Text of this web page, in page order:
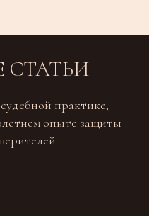
СТАТЬИ
практике,
опыте защиты